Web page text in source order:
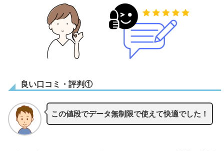
良い口コミ・評判①
この値段でデータ無制限で使えて快適でした！